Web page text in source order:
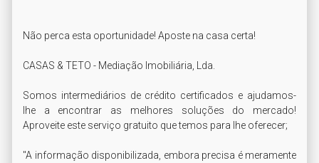
Não perca esta oportunidade! Aposte na casa certa!
CASAS & TETO - Mediação Imobiliária, Lda.
Somos intermediários de crédito certificados e ajudamos-
lhe a encontrar as melhores soluções do mercado!
Aproveite este serviço gratuito que temos para lhe oferecer;
"A informação disponibilizada, embora precisa é meramente